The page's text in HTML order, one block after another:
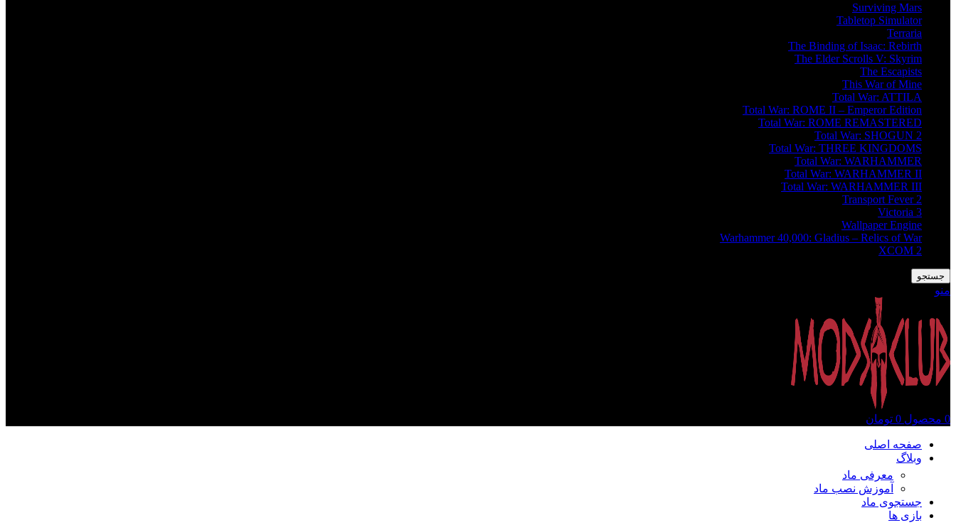
Surviving Mars
Tabletop Simulator
Terraria
The Binding of Isaac: Rebirth
The Elder Scrolls V: Skyrim
The Escapists
This War of Mine
Total War: ATTILA
Total War: ROME II – Emperor Edition
Total War: ROME REMASTERED
Total War: SHOGUN 2
Total War: THREE KINGDOMS
Total War: WARHAMMER
Total War: WARHAMMER II
Total War: WARHAMMER III
Transport Fever 2
Victoria 3
Wallpaper Engine
Warhammer 40,000: Gladius – Relics of War
XCOM 2
جستجو
منو
0 محصول 0 تومان
صفحه اصلی
وبلاگ
معرفی ماد
آموزش نصب ماد
جستجوی ماد
بازی ها